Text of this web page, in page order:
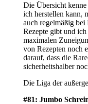
Die Übersicht
ich herstellen kann,
auch regelmäßig bei
Rezepte gibt und
maximalen
von Rezepten noch
darauf, dass die
sicherheitshalber
Die Liga der
#81: Jumbo